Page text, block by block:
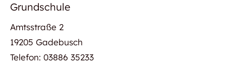
Grundschule
Amtsstraße 2
19205 Gadebusch
Telefon: 03886 35233